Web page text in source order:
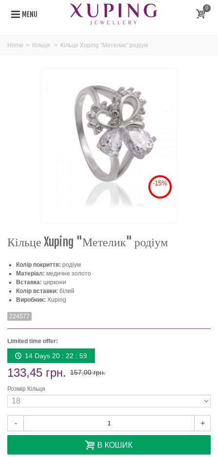
MENU
0
Home > Кільця > Кільце Xuping "Метелик" родіум
-15%
Кільце Xuping "Метелик" родіум
Колір покриття: родіум
Матеріал: медичне золото
Вставка: циркони
Колір вставки: білий
Виробник: Xuping
224577
Limited time offer:
14 Days 20 : 22 : 58
133,45 грн. 157,00 грн.
Розмір Кільця
- +
В КОШИК